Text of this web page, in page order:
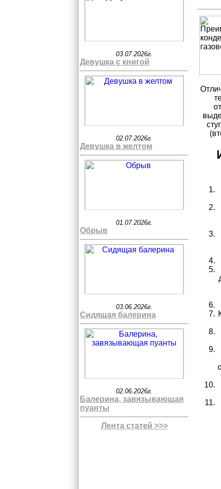
03.07.2026г.
Девушка с книгой
02.07.2026г.
Девушка в желтом
01.07.2026г.
Обрыв
03.06.2026г.
Сидящая балерина
02.06.2026г.
Балерина, завязывающая
пуанты
Лента статей >>>